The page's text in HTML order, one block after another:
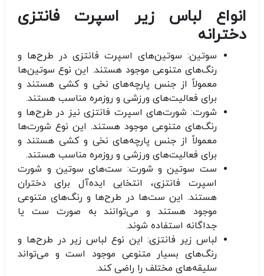
انواع لباس زیر اسپرت فانتزی
دخترانه
سوتین: سوتین‌های اسپرت فانتزی در طرح‌ها و
رنگ‌های متنوعی موجود هستند. این نوع سوتین‌ها
معمولاً از جنس پارچه‌های نخی و کشی هستند و
برای فعالیت‌های ورزشی و روزمره مناسب هستند.
شورت: شورت‌های اسپرت فانتزی نیز در طرح‌ها و
رنگ‌های متنوعی موجود هستند. این نوع شورت‌ها
معمولاً از جنس پارچه‌های نخی و کشی هستند و
برای فعالیت‌های ورزشی و روزمره مناسب هستند.
ست سوتین و شورت: ست‌های سوتین و شورت
اسپرت فانتزی، انتخابی ایده‌آل برای دختران
هستند. این ست‌ها در طرح‌ها و رنگ‌های متنوعی
موجود هستند و می‌توانند به صورت ست یا
جداگانه استفاده شوند.
لباس زیر فانتزی:این نوع لباس زیر در طرح‌ها و
رنگ‌های بسیار متنوعی موجود است و می‌تواند
سلیقه‌های مختلف را راضی کند.